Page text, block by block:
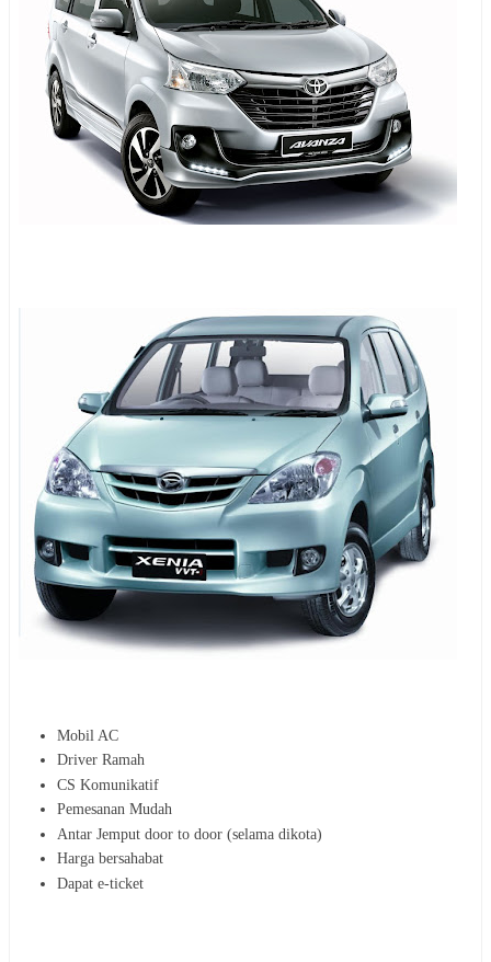
Mobil AC
Driver Ramah
CS Komunikatif
Pemesanan Mudah
Antar Jemput door to door (selama dikota)
Harga bersahabat
Dapat e-ticket